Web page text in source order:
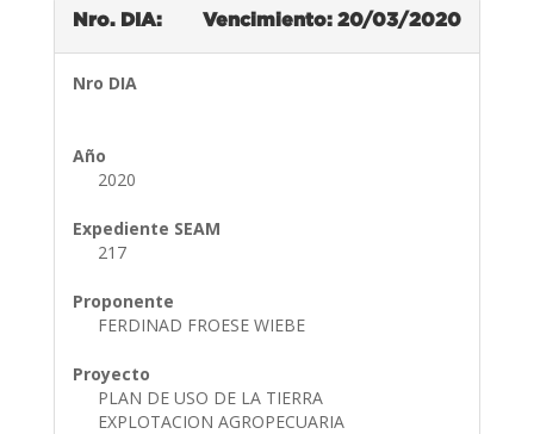
Nro. DIA: Vencimiento: 20/03/2020
Nro DIA
Año
2020
Expediente SEAM
217
Proponente
FERDINAD FROESE WIEBE
Proyecto
PLAN DE USO DE LA TIERRA
EXPLOTACION AGROPECUARIA